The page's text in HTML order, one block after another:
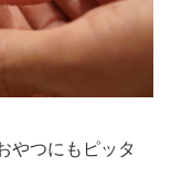
やつにもピッタ